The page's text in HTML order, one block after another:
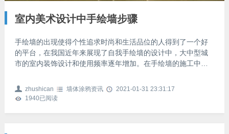
室内美术设计中手绘墙步骤
手绘墙的出现使得个性追求时尚和生活品位的人得到了一个好
的平台，在我国近年来展现了自我手绘墙的设计中，大中型城
市的室内装饰设计和使用频率逐年增加。在手绘墙的施工中，
在室内风格和家具陈设的基础上，设计了良好手绘的整体框
架，可以找到相关的信息来进行各个部门的合理规划。这一步
zhushican 墙体涂鸦资讯
2021-01-31 23:31:17
1940已阅读